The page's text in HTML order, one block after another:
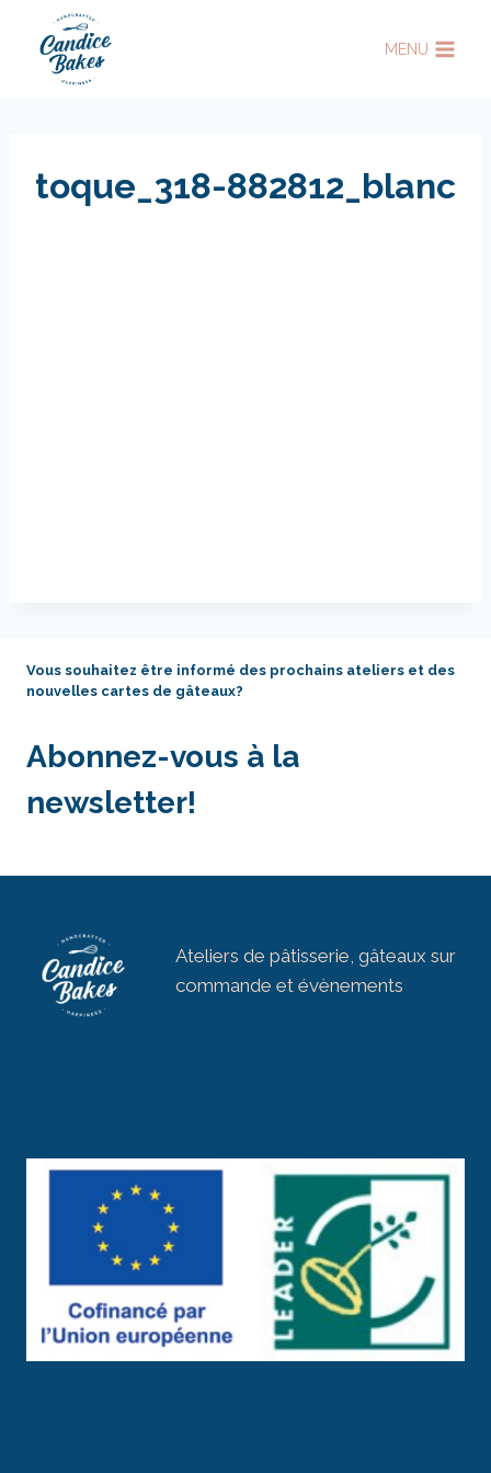
contenu
MENU
toque_318-882812_blanc
Vous souhaitez être informé des prochains ateliers et des
nouvelles cartes de gâteaux?
Abonnez-vous à la
newsletter!
Ateliers de pâtisserie, gâteaux sur
commande et évènements